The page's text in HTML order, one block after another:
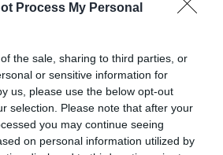
Process My Personal
the sale, sharing to third parties, or
or sensitive information for
us, please use the below opt-out
selection. Please note that after your
you may continue seeing
on personal information utilized by
a sütőporral és a csipet sóval,
kapnunk.
tepsibe öntjük, egyenletesen
sütőben 30–35 perc alatt
sütjük. Tűpróbával ellenőrizzük,
hagyjuk teljesen kihűlni.
megszórjuk porcukorral, és